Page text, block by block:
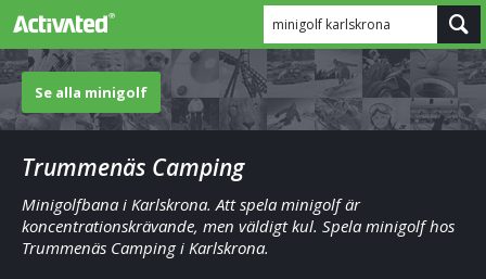
minigolf karlskrona
Se alla minigolf
Trummenäs Camping
Minigolfbana i Karlskrona. Att spela minigolf är
koncentrationskrävande, men väldigt kul. Spela minigolf hos
Trummenäs Camping i Karlskrona.